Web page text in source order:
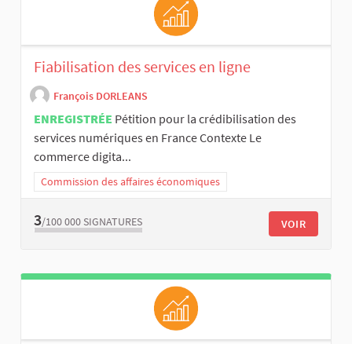
Fiabilisation des services en ligne
François DORLEANS
ENREGISTRÉE Pétition pour la crédibilisation des
services numériques en France Contexte Le
commerce digita...
Commission des affaires économiques
3/100 000 SIGNATURES VOIR